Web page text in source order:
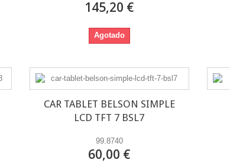
145,20 €
Agotado
CAR TABLET BELSON SIMPLE
LCD TFT 7 BSL7
99.8740
60,00 €